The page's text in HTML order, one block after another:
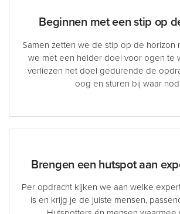
Beginnen met een stip op
Samen zetten we de stip op de horizon
we met een helder doel voor ogen te
verliezen het doel gedurende de
oog en sturen bij waar
Brengen een hutspot aan
Per opdracht kijken we aan welke
is en krijg je de juiste mensen,